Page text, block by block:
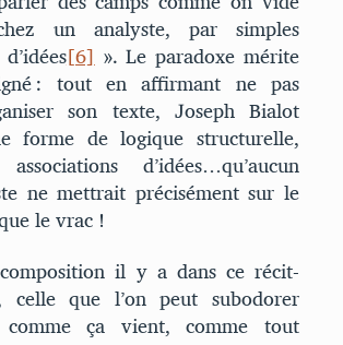
un analyste, par simples
[6]». Le paradoxe mérite
: tout en affirmant ne pas
son texte, Joseph Bialot
forme de logique structurelle,
d’idées…qu’aucun
ne mettrait précisément sur le
le vrac !
il y a dans ce récit-
celle que l’on peut subodorer
ça vient, comme tout